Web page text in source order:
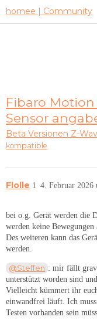
homee | Community
Fibaro Motion
Sensor
Beta Versionen Z-
kompatible
Flolle 4. Februar 2026
1
bei o.g. Gerät werden die
werden keine Bewegungen
Des weiteren kann das
werden.
@Steffen : mir fällt
unterstützt worden sind
Vielleicht kümmert ihr
einwandfrei läuft. Ich muss
Testen vorhanden sein